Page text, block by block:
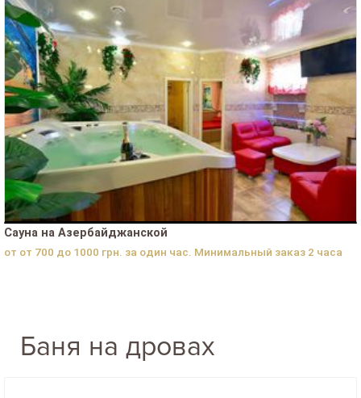
Сауна на Азербайджанской
от от 700 до 1000 грн. за один час. Минимальный заказ 2 часа
Баня на дровах